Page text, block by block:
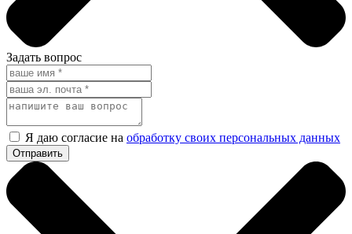
Задать вопрос
Я даю согласие на обработку своих персональных данных